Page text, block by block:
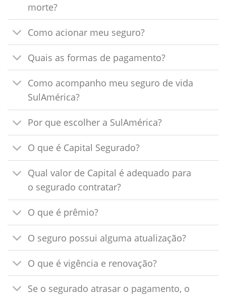
morte?
Como acionar meu seguro?
Quais as formas de pagamento?
Como acompanho meu seguro de vida
SulAmérica?
Por que escolher a SulAmérica?
O que é Capital Segurado?
Qual valor de Capital é adequado para
o segurado contratar?
O que é prêmio?
O seguro possui alguma atualização?
O que é vigência e renovação?
Se o segurado atrasar o pagamento, o